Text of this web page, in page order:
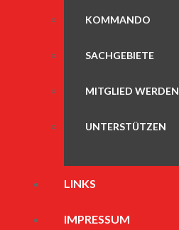
KOMMANDO
SACHGEBIETE
MITGLIED WERDEN
UNTERSTÜTZEN
LINKS
IMPRESSUM